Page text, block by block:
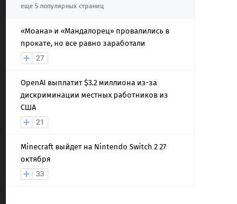
еще 5 популярных страниц
«Моана» и «Мандалорец» провалились в
прокате, но все равно заработали
27
OpenAI выплатит $3.2 миллиона из-за
дискриминации местных работников из
США
21
Minecraft выйдет на Nintendo Switch 2 27
октября
33